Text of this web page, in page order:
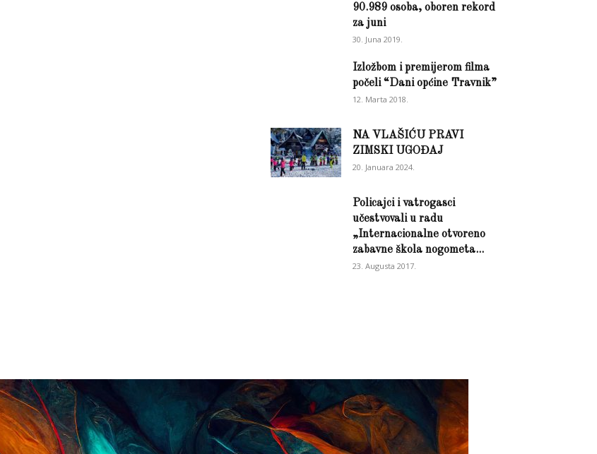
90.989 osoba, oboren rekord
za juni
30. Juna 2019.
Izložbom i premijerom filma
počeli “Dani općine Travnik”
12. Marta 2018.
NA VLAŠIĆU PRAVI
ZIMSKI UGOĐAJ
20. Januara 2024.
Policajci i vatrogasci
učestvovali u radu
„Internacionalne otvoreno
zabavne škola nogometa...
23. Augusta 2017.